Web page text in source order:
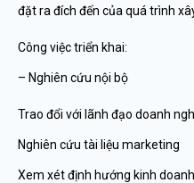
đặt ra đích đến của quá trình
Công việc triển khai:
– Nghiên cứu nội bộ
Trao đổi với lãnh đạo doanh
Nghiên cứu tài liệu marketing
Xem xét định hướng kinh doanh